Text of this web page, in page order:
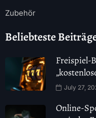
Zubehör
Beliebteste
Freispiel-
July 27,
Online-